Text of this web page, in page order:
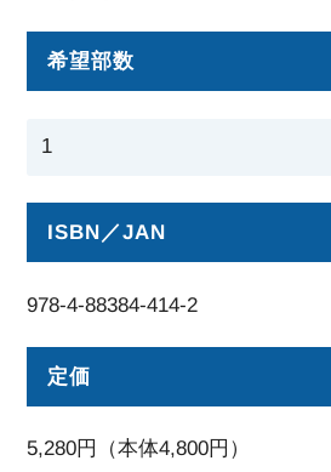
希望部数
ISBN／JAN
978-4-88384-414-2
定価
5,280円（本体4,800円）